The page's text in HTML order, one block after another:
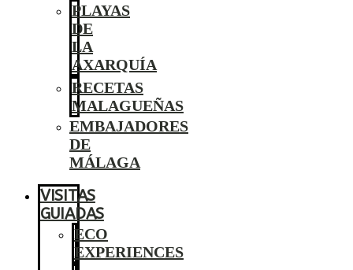
PLAYAS
DE
LA
AXARQUÍA
RECETAS
MALAGUEÑAS
EMBAJADORES
DE
MÁLAGA
VISITAS
GUIADAS
ECO
EXPERIENCES